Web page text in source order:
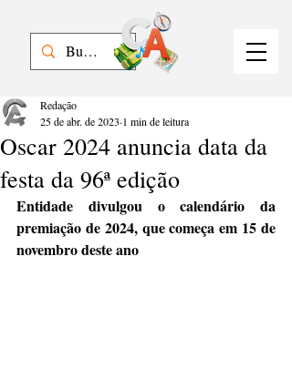
Oscar 2024 anuncia data da
festa da 96ª edição
Redação
25 de abr. de 2023 1 min de leitura
Entidade divulgou o calendário da
premiação de 2024, que começa em 15 de
novembro deste ano